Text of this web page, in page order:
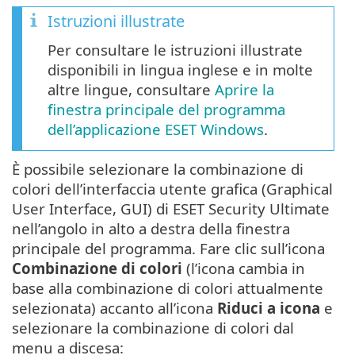
Istruzioni illustrate
Per consultare le istruzioni illustrate
disponibili in lingua inglese e in molte
altre lingue, consultare Aprire la
finestra principale del programma
dell’applicazione ESET Windows.
È possibile selezionare la combinazione di
colori dell’interfaccia utente grafica (Graphical
User Interface, GUI) di ESET Security Ultimate
nell’angolo in alto a destra della finestra
principale del programma. Fare clic sull’icona
Combinazione di colori (l’icona cambia in
base alla combinazione di colori attualmente
selezionata) accanto all’icona Riduci a icona e
selezionare la combinazione di colori dal
menu a discesa: